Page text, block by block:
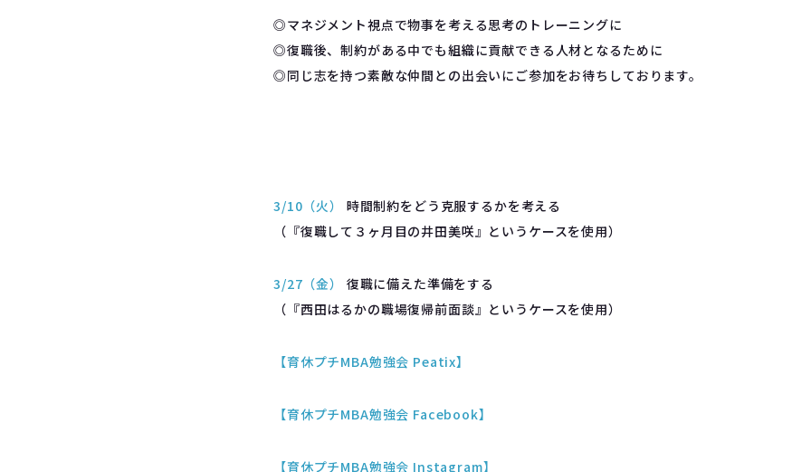
◎マネジメント視点で物事を考える思考のトレーニングに
◎復職後、制約がある中でも組織に貢献できる人材となるために
◎同じ志を持つ素敵な仲間との出会いにご参加をお待ちしております。
3/10（火）
時間制約をどう克服するかを考える
（『復職して３ヶ月目の井田美咲』というケースを使用）
3/27（金） 復職に備えた準備をする
（『西田はるかの職場復帰前面談』というケースを使用）
【育休プチMBA勉強会 Peatix】
【育休プチMBA勉強会 Facebook】
【育休プチMBA勉強会 Instagram】